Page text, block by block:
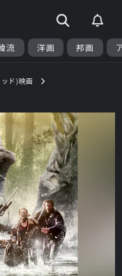
流 洋画 邦画
ド)映画